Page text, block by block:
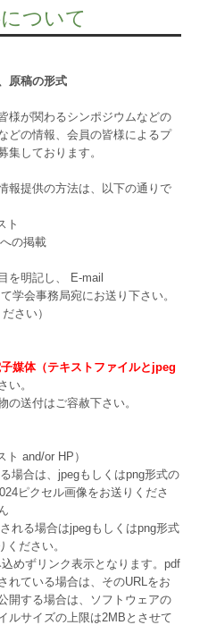
ついて
原稿の形式
様が関わるシンポジウムなどの
どの情報、会員の皆様によるプ
集しております。
報提供の方法は、以下の通りで
ト
の掲載
を明記し、 E-mail
学会事務局宛にお送り下さい。
さい）
媒体（テキストファイルとjpeg
い。
の送付はご容赦下さい。
and/or HP）
場合は、jpegもしくはpng形式の
ピクセル画像をお送りくださ
れる場合はjpegもしくはpng形式
ださい。
めずリンク表示となります。pdf
れている場合は、そのURLをお
開する場合は、ソフトウェアの
ルサイズの上限は2MBとさせて